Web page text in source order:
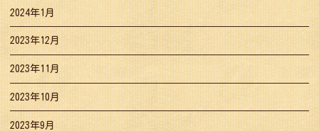
2024年1月
2023年12月
2023年11月
2023年10月
2023年9月